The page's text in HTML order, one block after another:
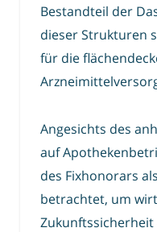
Bestandteil der
dieser Strukturen
für die
Angesichts des
auf
des Fixhonorars
betrachtet, um
Zukunftssicherheit